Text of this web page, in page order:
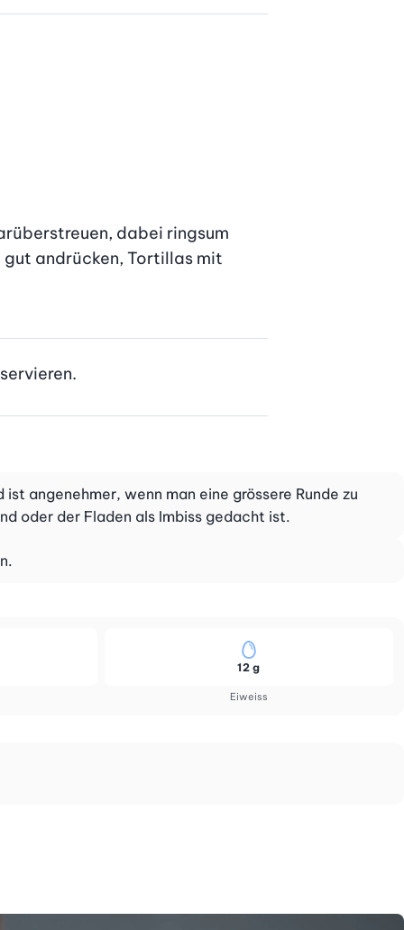
dabei ringsum
gut andrücken, Tortillas mit
angenehmer, wenn man eine grössere Runde zu
oder der Fladen als Imbiss gedacht ist.
Eiweiss
12 g